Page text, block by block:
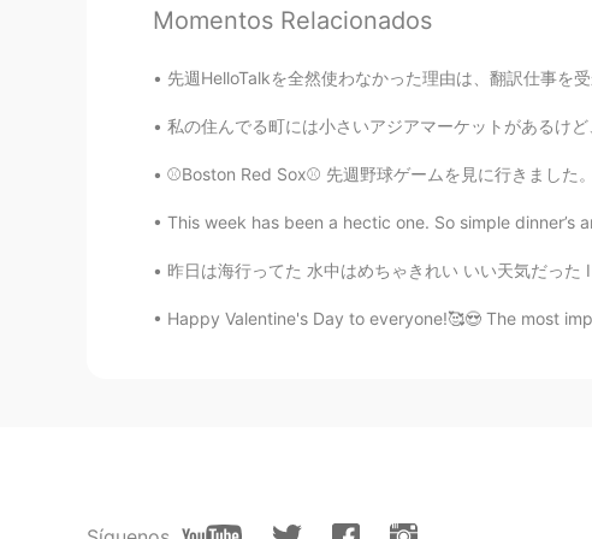
EN JP
@Kana 修正してくれてありがとうござい
JP EN
Sooo cute❤❤
Kana
Momentos Relacionados
先週HelloTalkを全然使わなかった理由は、翻訳仕事を受かりました！フリーランス小さい仕事だけど
私の住んでる町には小さいアジアマーケットがあるけど、いろいろな日
⚾️Boston Red Sox⚾️ 先週野球ゲームを見に行きました。 私の人生で初めて野球競技場に
This week has been a hectic one. So simple dinner’s
昨日は海行ってた 水中はめちゃきれい いい天気だった I went
Happy Valentine's Day to everyone!🥰😍 The most